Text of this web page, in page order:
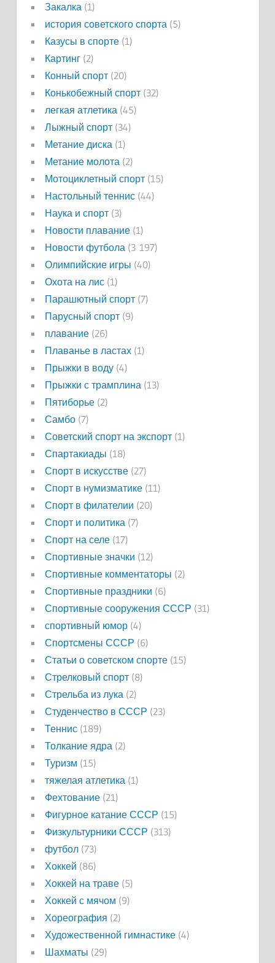
Закалка(1)
история советского спорта(5)
Казусы в спорте(1)
Картинг(2)
Конный спорт(20)
Конькобежный спорт(32)
легкая атлетика(45)
Лыжный спорт(34)
Метание диска(1)
Метание молота(2)
Мотоциклетный спорт(15)
Настольный теннис(44)
Наука и спорт(3)
Новости плавание(1)
Новости футбола(3 197)
Олимпийские игры (40)
Охота на лис(1)
Парашютный спорт(7)
Парусный спорт(9)
плавание(26)
Плаванье в ластах(1)
Прыжки в воду(4)
Прыжки с трамплина(13)
Пятиборье(2)
Самбо(7)
Советский спорт на экспорт(1)
Спартакиады (18)
Спорт в искусстве(27)
Спорт в нумизматике(11)
Спорт в филателии (20)
Спорт и политика(7)
Спорт на селе(17)
Спортивные значки (12)
Спортивные комментаторы (2)
Спортивные праздники (6)
Спортивные сооружения СССР (31)
спортивный юмор(4)
Спортсмены СССР (6)
Статьи о советском спорте(15)
Стрелковый спорт(8)
Стрельба из лука(2)
Студенчество в СССР (23)
Теннис(189)
Толкание ядра(2)
Туризм (15)
тяжелая атлетика(1)
Фехтование(21)
Фигурное катание СССР (15)
Физкультурники СССР (313)
футбол(73)
Хоккей (86)
Хоккей на траве(5)
Хоккей с мячом (9)
Хореография (2)
Художественной гимнастике(4)
Шахматы (29)